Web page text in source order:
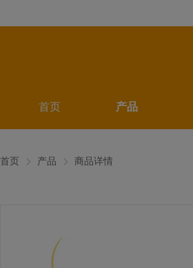
首页 产品
首页 产品 商品详情